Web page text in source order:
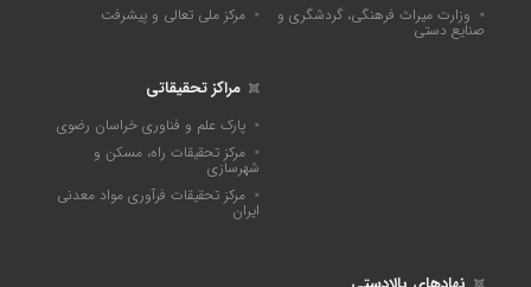
وزارت میراث فرهنگی، گردشگری و
صنایع دستی
مرکز ملی تعالی و پیشرفت
مراکز تحقیقاتی
پارک علم و فناوری خراسان رضوی
مرکز تحقیقات راه، مسکن و
شهرسازی
مرکز تحقیقات فرآوری مواد معدنی
ایران